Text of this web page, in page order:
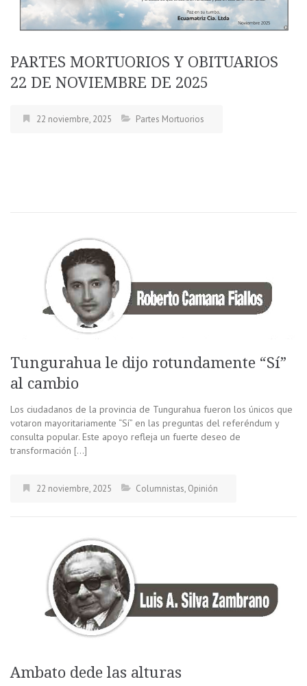
PARTES MORTUORIOS Y OBITUARIOS
22 DE NOVIEMBRE DE 2025
22 noviembre, 2025 Partes Mortuorios
Tungurahua le dijo rotundamente “Sí”
al cambio
Los ciudadanos de la provincia de Tungurahua fueron los únicos que
votaron mayoritariamente “Sí” en las preguntas del referéndum y
consulta popular. Este apoyo refleja un fuerte deseo de
transformación […]
22 noviembre, 2025 Columnistas, Opinión
Ambato dede las alturas